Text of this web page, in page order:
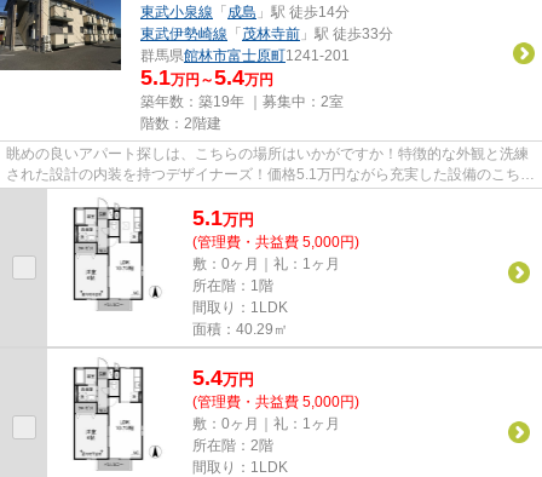
東武小泉線 「 成島 」駅 徒歩14分
東武伊勢崎線 「 茂林寺前 」駅 徒歩33分
群馬県館林市富士原町1241-201
5.1万円～5.4万円
築年数：築19年 ｜募集中： 2室
階数：2階建
眺めの良いアパート探しは、こちらの場所はいかがですか！特徴的な外観と洗練
された設計の内装を持つデザイナーズ！価格5.1万円ながら充実した設備のこちら
の物件は、多くの方におすす...
5.1万円
(管理費・共益費 5,000円)
敷：0ヶ月｜礼：1ヶ月
所在階：1階
間取り：1LDK
面積：40.29㎡
5.4万円
(管理費・共益費 5,000円)
敷：0ヶ月｜礼：1ヶ月
所在階：2階
間取り：1LDK